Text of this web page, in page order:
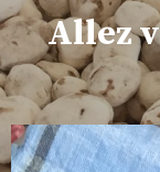
Allez